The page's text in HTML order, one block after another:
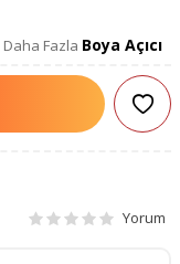
Daha Fazla Boya Açıcı
Yorum